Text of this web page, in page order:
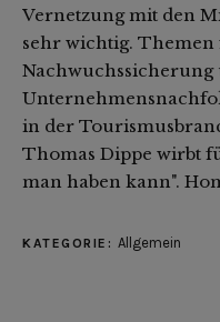
Vernetzung mit den
sehr wichtig.
Nachwuchssicherung
in der
Thomas Dippe wirbt
man haben kann".
KATEGORIE: Allgemein